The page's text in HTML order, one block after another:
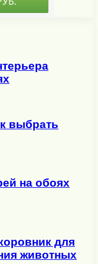
выбрать
на обоях
для
животных